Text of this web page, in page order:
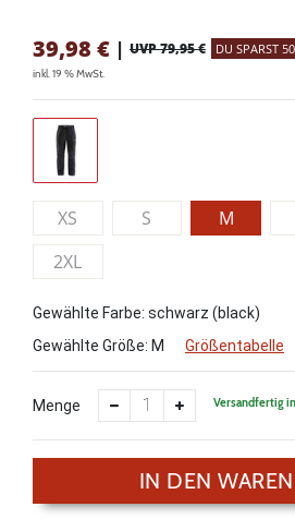
39,98 € | UVP 79,95 € DU SPARST
inkl. 19 % MwSt.
XS S M
2XL
Gewählte Farbe: schwarz (black)
Gewählte Größe: M Größentabelle
Menge Versandfertig
IN DEN